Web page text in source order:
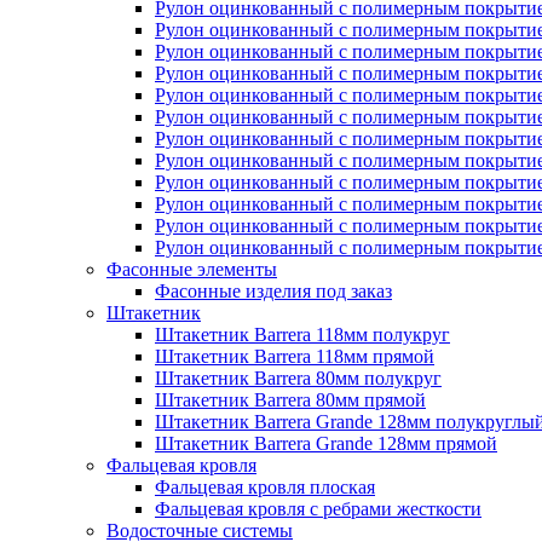
Рулон оцинкованный с полимерным
Рулон оцинкованный с полимерным
Рулон оцинкованный с полимерным
Рулон оцинкованный с полимерным
Рулон оцинкованный с полимерным
Рулон оцинкованный с полимерным
Рулон оцинкованный с полимерным
Рулон оцинкованный с полимерным
Рулон оцинкованный с полимерным
Рулон оцинкованный с полимерным
Рулон оцинкованный с полимерным
Рулон оцинкованный с полимерным
Фасонные элементы
Фасонные изделия под заказ
Штакетник
Штакетник Barrera 118мм полукруг
Штакетник Barrera 118мм прямой
Штакетник Barrera 80мм полукруг
Штакетник Barrera 80мм прямой
Штакетник Barrera Grande 128мм
Штакетник Barrera Grande 128мм прямой
Фальцевая кровля
Фальцевая кровля плоская
Фальцевая кровля с ребрами жесткости
Водосточные системы